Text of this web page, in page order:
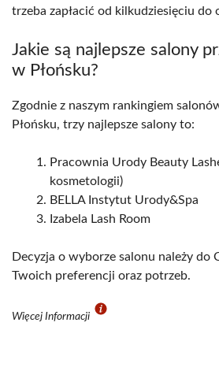
trzeba zapłacić od kilkudziesięciu do
Jakie są najlepsze salony
w Płońsku?
Zgodnie z naszym rankingiem
Płońsku, trzy najlepsze salony to:
Pracownia Urody Beauty
kosmetologii)
BELLA Instytut Urody&Spa
Izabela Lash Room
Decyzja o wyborze salonu należy do
Twoich preferencji oraz potrzeb.
Więcej Informacji